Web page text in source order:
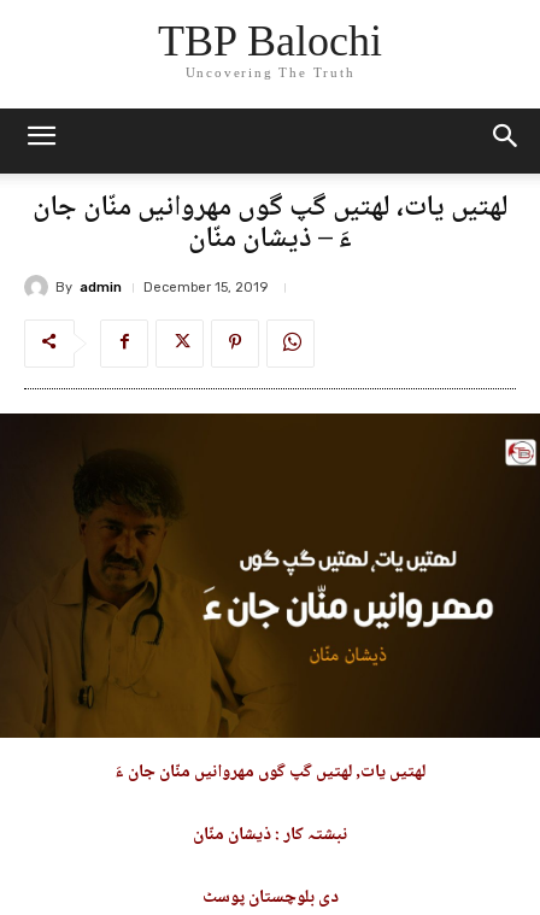
TBP Balochi
Uncovering The Truth
لھتیں یات، لھتیں گپ گوں مھروانیں منّان جان
ءَ – ذیشان منّان
By admin December 15, 2019
لھتیںیات, لھتیں گپ گوں مھروانیں منّان جان ءَ
نبشتہ کار : ذیشان منّان
دی بلوچستان پوسٹ